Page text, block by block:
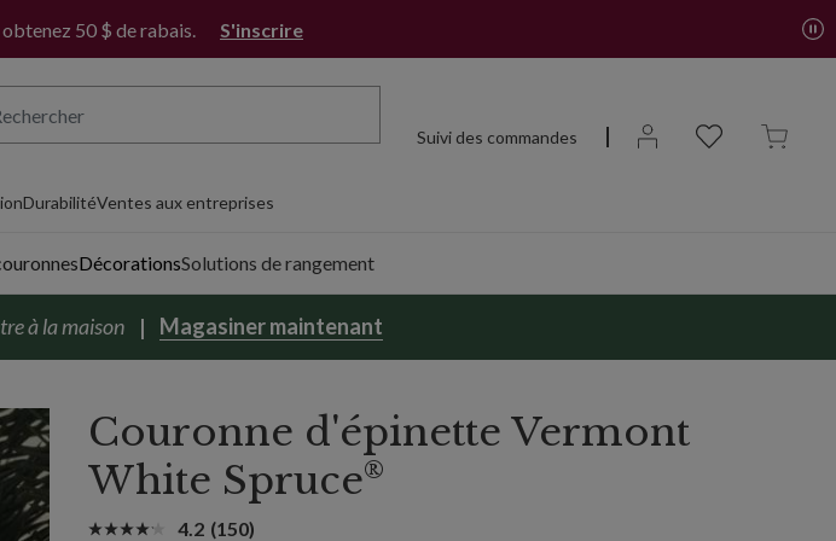
50 $ de rabais. S'inscrire
Suivi des commandes
DurabilitéVentes aux entreprises
DécorationsSolutions de rangement
à la maison Magasiner maintenant
Couronne d'épinette Vermont
White Spruce®
4.2 (150)